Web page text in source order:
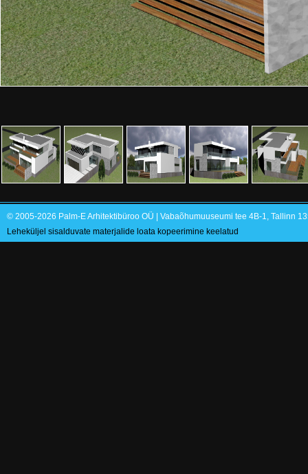
© 2005-2026 Palm-E Arhitektibüroo OÜ | Vabaõhumuuseumi tee 4B-1, Tallinn
Leheküljel sisalduvate materjalide loata kopeerimine keelatud